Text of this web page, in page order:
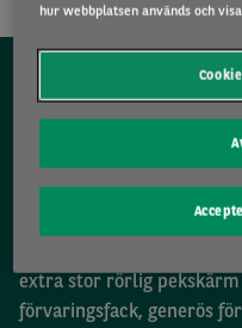
Ford Explorer Style
extra stor rörlig
förvaringsfack, generös
hur webbplatsen används och